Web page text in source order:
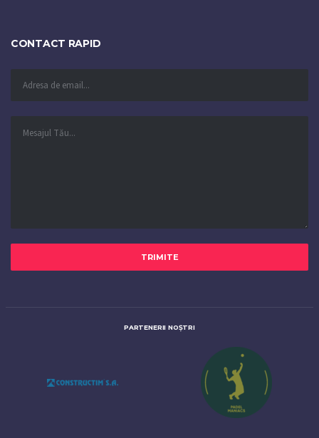
CONTACT RAPID
PARTENERII NOȘTRI